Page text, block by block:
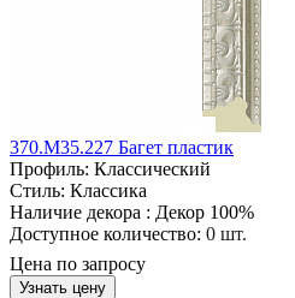
370.M35.227 Багет пластик
Профиль: Классический
Стиль: Классика
Наличие декора : Декор 100%
Доступное количество: 0 шт.
Цена по запросу
Узнать цену